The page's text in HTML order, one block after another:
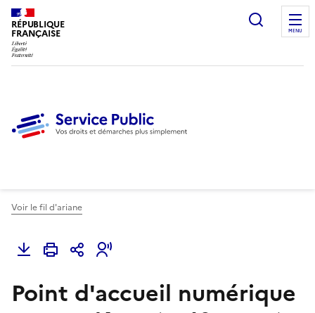
RÉPUBLIQUE
FRANÇAISE
Ouvrir
MENU
Voir le fil d'ariane
Point d'accueil numérique